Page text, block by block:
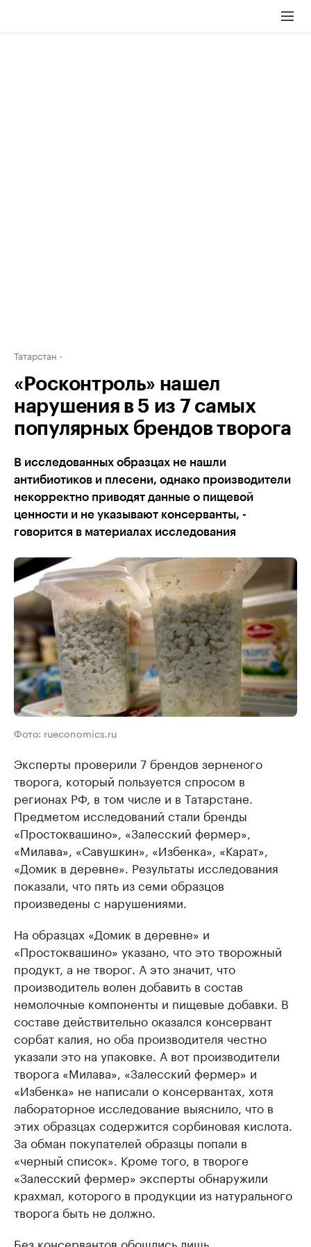
Татарстан
«Росконтроль» нашел
нарушения в 5 из 7 самых
популярных брендов творога
В исследованных образцах не нашли
антибиотиков и плесени, однако производители
некорректно приводят данные о пищевой
ценности и не указывают консерванты, -
говорится в материалах исследования
Фото: rueconomics.ru
Эксперты проверили 7 брендов зерненого
творога, который пользуется спросом в
регионах РФ, в том числе и в Татарстане.
Предметом исследований стали бренды
«Простоквашино», «Залесский фермер»,
«Милава», «Савушкин», «Избенка», «Карат»,
«Домик в деревне». Результаты исследования
показали, что пять из семи образцов
произведены с нарушениями.
На образцах «Домик в деревне» и
«Простоквашино» указано, что это творожный
продукт, а не творог. А это значит, что
производитель волен добавить в состав
немолочные компоненты и пищевые добавки. В
составе действительно оказался консервант
сорбат калия, но оба производителя честно
указали это на упаковке. А вот производители
творога «Милава», «Залесский фермер» и
«Избенка» не написали о консервантах, хотя
лабораторное исследование выяснило, что в
этих образцах содержится сорбиновая кислота.
За обман покупателей образцы попали в
«черный список». Кроме того, в твороге
«Залесский фермер» эксперты обнаружили
крахмал, которого в продукции из натурального
творога быть не должно.
Без консервантов обошлись лишь